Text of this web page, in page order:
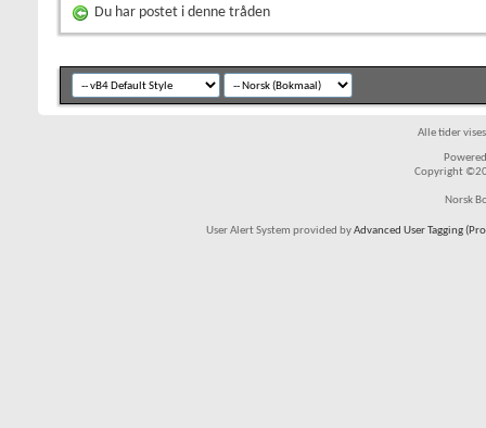
Du har postet i denne tråden
Alle tider
Copyright
Norsk
User Alert System provided byAdvanced User Tagging